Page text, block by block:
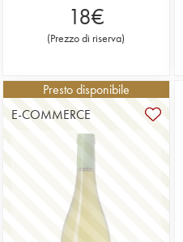
18€
(Prezzo di riserva)
Presto disponibile
E-COMMERCE